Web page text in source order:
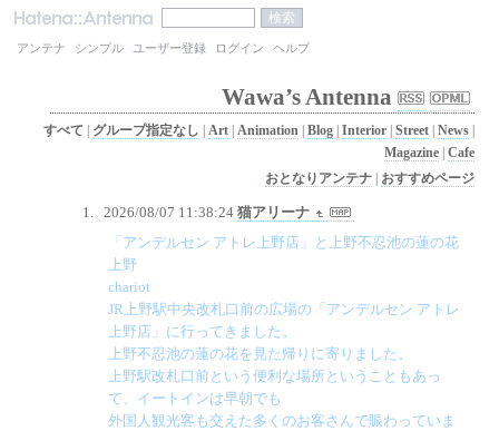
アンテナ シンプル ユーザー登録 ログイン ヘルプ
Wawa’s Antenna
すべて グループ指定なし Art| Animation| Blog| Interior| Street| News|
Magazine| Cafe
おとなりアンテナ| おすすめページ
2026/08/07 11:38:24 猫アリーナ
「アンデルセン アトレ上野店」と上野不忍池の蓮の花
上野
chariot
JR上野駅中央改札口前の広場の「アンデルセン アトレ
上野店」に行ってきました。
上野不忍池の蓮の花を見た帰りに寄りました。
上野駅改札口前という便利な場所ということもあっ
て、イートインは早朝でも
外国人観光客も交えた多くのお客さんで賑わっていま